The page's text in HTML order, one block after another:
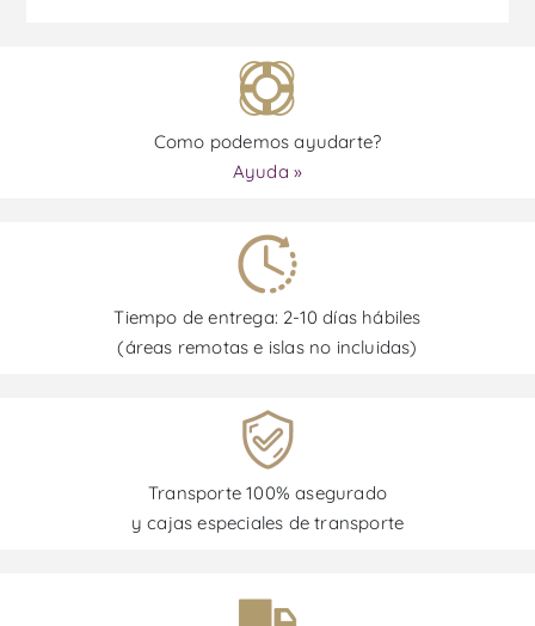
Como podemos ayudarte?
Ayuda »
Tiempo de entrega: 2-10 días hábiles
(áreas remotas e islas no incluidas)
Transporte 100% asegurado
y cajas especiales de transporte